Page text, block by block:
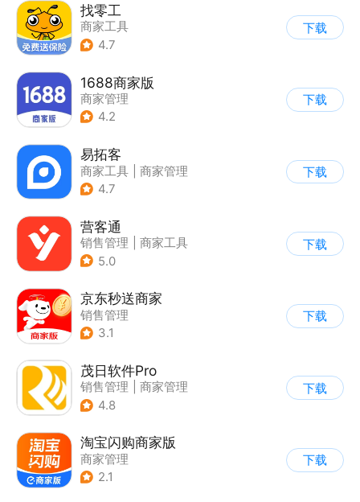
找零工
商家工具
4.7
下载
1688商家版
商家管理
4.2
下载
易拓客
商家工具
商家管理
4.7
下载
营客通
销售管理
商家工具
5.0
下载
京东秒送商家
销售管理
3.1
下载
茂日软件Pro
销售管理
商家管理
4.8
下载
淘宝闪购商家版
商家管理
2.1
下载